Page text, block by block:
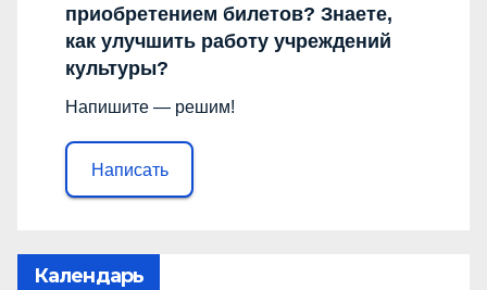
приобретением билетов? Знаете,
как улучшить работу учреждений
культуры?
Напишите — решим!
Написать
Календарь